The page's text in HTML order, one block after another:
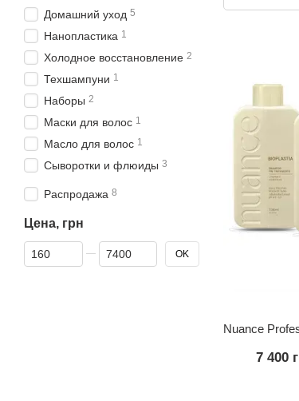
7 400
Домашний уход 5
Нанопластика 1
Холодное восстановление 2
Техшампуни 1
Наборы 2
Маски для волос 1
Масло для волос 1
Сыворотки и флюиды 3
Распродажа 8
Цена, грн
От Цена, грн
До Цена, грн OK